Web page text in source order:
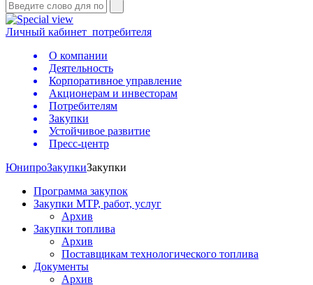
Личный кабинет потребителя
О компании
Деятельность
Корпоративное управление
Акционерам и инвесторам
Потребителям
Закупки
Устойчивое развитие
Пресс-центр
ЮнипроЗакупкиЗакупки
Программа закупок
Закупки МТР, работ, услуг
Архив
Закупки топлива
Архив
Поставщикам технологического топлива
Документы
Архив